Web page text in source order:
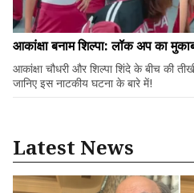
आकांक्षा बनाम शिल्पा: लॉक अप का
आकांक्षा चौधरी और शिल्पा शिंदे के बीच की
जानिए इस नाटकीय घटना के बारे में!
Latest News